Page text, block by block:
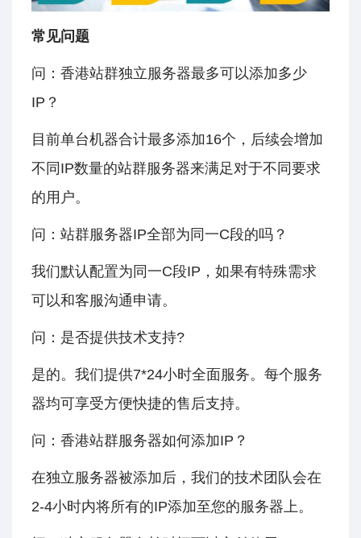
常见问题
问：香港站群独立服务器最多可以添加多少
IP？
目前单台机器合计最多添加16个，后续会增加
不同IP数量的站群服务器来满足对于不同要求
的用户。
问：站群服务器IP全部为同一C段的吗？
我们默认配置为同一C段IP，如果有特殊需求
可以和客服沟通申请。
问：是否提供技术支持?
是的。我们提供7*24小时全面服务。每个服务
器均可享受方便快捷的售后支持。
问：香港站群服务器如何添加IP？
在独立服务器被添加后，我们的技术团队会在
2-4小时内将所有的IP添加至您的服务器上。